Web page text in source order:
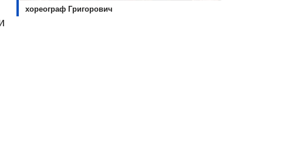
хореограф Григорович